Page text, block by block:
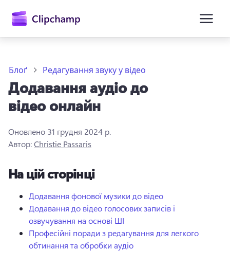
вмісту
Спробувати безкоштовно
Блоґ Редагування звуку у відео
Додавання аудіо до
відео онлайн
Оновлено 31 грудня 2024 р.
Автор:Christie Passaris
На цій сторінці
Додавання фонової музики до відео
Додавання до відео голосових записів і
озвучування на основі ШІ
Професійні поради з редагування для легкого
обтинання та обробки аудіо